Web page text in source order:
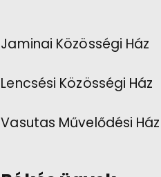
Jaminai Közösségi Ház
Lencsési Közösségi Ház
Vasutas Művelődési Ház